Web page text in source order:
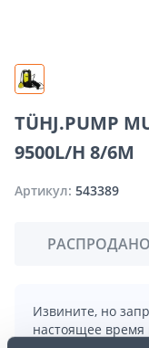
TÜHJ.PUMP
9500L/H 8/6M
Артикул: 543389
РАСПРОДАНО
Извините, но
настоящее время